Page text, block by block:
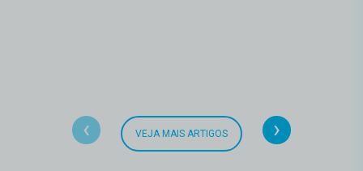
‹ ›
VEJA MAIS ARTIGOS